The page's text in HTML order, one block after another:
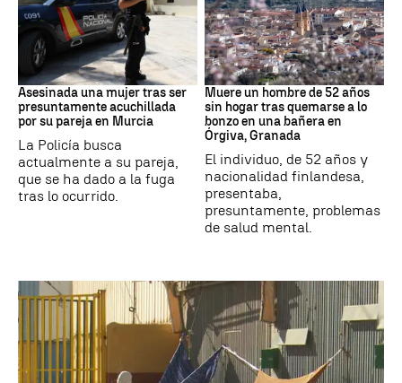
Murcia
Asesinada una mujer tras ser
presuntamente acuchillada
por su pareja en Murcia
La Policía busca
actualmente a su pareja,
que se ha dado a la fuga
tras lo ocurrido.
andalucía
Muere un hombre de 52 años
sin hogar tras quemarse a lo
bonzo en una bañera en
Órgiva, Granada
El individuo, de 52 años y
nacionalidad finlandesa,
presentaba,
presuntamente, problemas
de salud mental.